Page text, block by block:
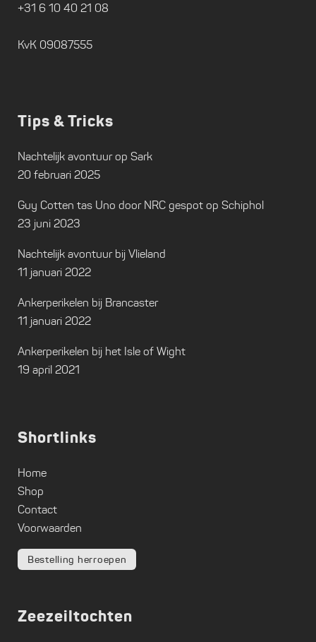
+31 6 10 40 21 08
KvK 09087555
Tips & Tricks
Nachtelijk avontuur op Sark
20 februari 2025
Guy Cotten tas Uno door NRC gespot op Schiphol
23 juni 2023
Nachtelijk avontuur bij Vlieland
11 januari 2022
Ankerperikelen bij Brancaster
11 januari 2022
Ankerperikelen bij het Isle of Wight
19 april 2021
Shortlinks
Home
Shop
Contact
Voorwaarden
Bestelling herroepen
Zeezeiltochten